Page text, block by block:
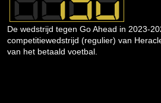
De wedstrijd tegen Go Ahead in 2023-
competitiewedstrijd (regulier) van
van het betaald voetbal.